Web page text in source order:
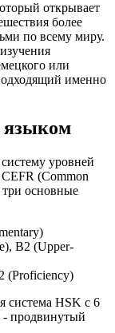
открывает
более
по всему миру.
или
именно
языком
уровней
(Common
три основные
B2 (Upper-
(Proficiency)
система HSK с 6
- продвинутый